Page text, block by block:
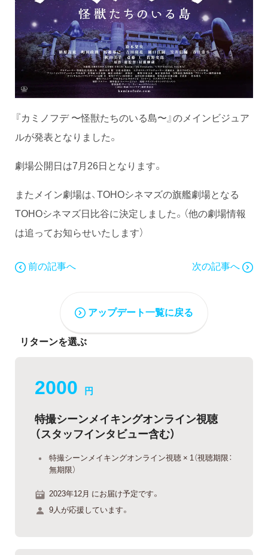
『カミノフデ 〜怪獣たちのいる島〜』のメインビジュア
ルが発表となりました。
劇場公開日は7月26日となります。
またメイン劇場は、TOHOシネマズの旗艦劇場となる
TOHOシネマズ日比谷に決定しました。（他の劇場情報
は追ってお知らせいたします）
前の記事へ 次の記事へ
アップデート一覧に戻る
リターンを選ぶ
2000 円
特撮シーンメイキングオンライン視聴
（スタッフインタビュー含む）
特撮シーンメイキングオンライン視聴 × 1（視聴期限：
無期限）
2023年12月 にお届け予定です。
9人が応援しています。